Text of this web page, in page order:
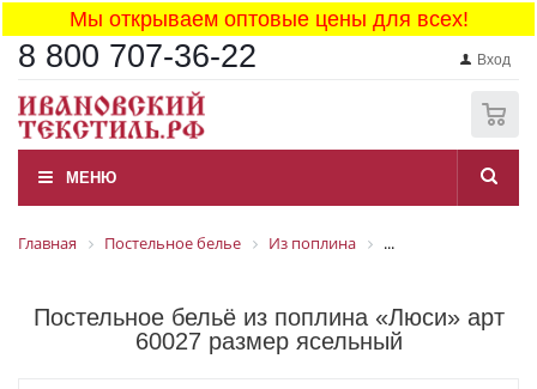
Мы открываем оптовые цены для всех!
8 800 707-36-22 Вход
МЕНЮ
Главная Постельное белье Из поплина ...
Постельное бельё из поплина «Люси» арт
60027 размер ясельный